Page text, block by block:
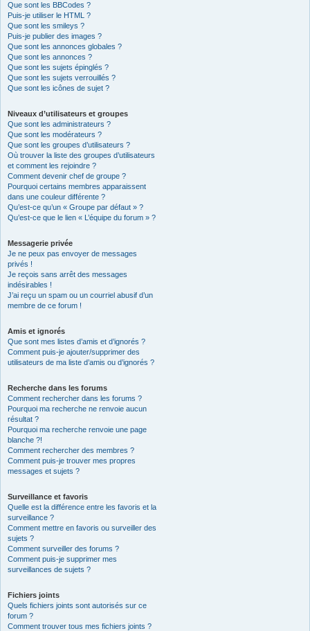
Que sont les BBCodes ?
Puis-je utiliser le HTML ?
Que sont les smileys ?
Puis-je publier des images ?
Que sont les annonces globales ?
Que sont les annonces ?
Que sont les sujets épinglés ?
Que sont les sujets verrouillés ?
Que sont les icônes de sujet ?
Niveaux d’utilisateurs et groupes
Que sont les administrateurs ?
Que sont les modérateurs ?
Que sont les groupes d’utilisateurs ?
Où trouver la liste des groupes d’utilisateurs
et comment les rejoindre ?
Comment devenir chef de groupe ?
Pourquoi certains membres apparaissent
dans une couleur différente ?
Qu’est-ce qu’un « Groupe par défaut » ?
Qu’est-ce que le lien « L’équipe du forum » ?
Messagerie privée
Je ne peux pas envoyer de messages
privés !
Je reçois sans arrêt des messages
indésirables !
J’ai reçu un spam ou un courriel abusif d’un
membre de ce forum !
Amis et ignorés
Que sont mes listes d’amis et d’ignorés ?
Comment puis-je ajouter/supprimer des
utilisateurs de ma liste d’amis ou d’ignorés ?
Recherche dans les forums
Comment rechercher dans les forums ?
Pourquoi ma recherche ne renvoie aucun
résultat ?
Pourquoi ma recherche renvoie une page
blanche ?!
Comment rechercher des membres ?
Comment puis-je trouver mes propres
messages et sujets ?
Surveillance et favoris
Quelle est la différence entre les favoris et la
surveillance ?
Comment mettre en favoris ou surveiller des
sujets ?
Comment surveiller des forums ?
Comment puis-je supprimer mes
surveillances de sujets ?
Fichiers joints
Quels fichiers joints sont autorisés sur ce
forum ?
Comment trouver tous mes fichiers joints ?